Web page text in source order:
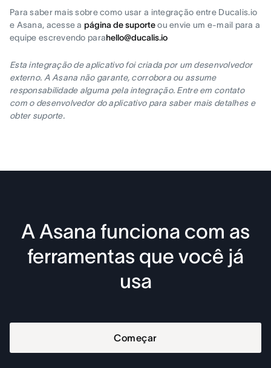
Para saber mais sobre como usar a integração entre Ducalis.io
e Asana, acesse apágina de suporteou envie um e-mail para a
equipe escrevendo parahello@ducalis.io
Esta integração de aplicativo foi criada por um desenvolvedor
externo. A Asana não garante, corrobora ou assume
responsabilidade alguma pela integração. Entre em contato
com o desenvolvedor do aplicativo para saber mais detalhes e
obter suporte.
A Asana funciona com as
ferramentas que você já
usa
Começar